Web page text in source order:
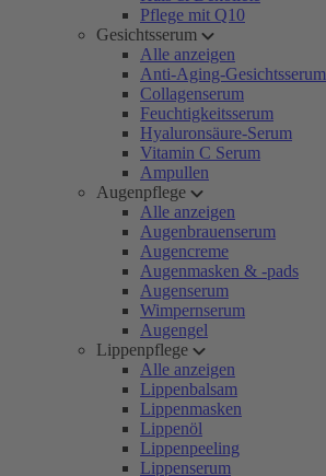
Pflege mit Q10
Gesichtsserum
Alle anzeigen
Anti-Aging-Gesichtsserum
Collagenserum
Feuchtigkeitsserum
Hyaluronsäure-Serum
Vitamin C Serum
Ampullen
Augenpflege
Alle anzeigen
Augenbrauenserum
Augencreme
Augenmasken & -pads
Augenserum
Wimpernserum
Augengel
Lippenpflege
Alle anzeigen
Lippenbalsam
Lippenmasken
Lippenöl
Lippenpeeling
Lippenserum